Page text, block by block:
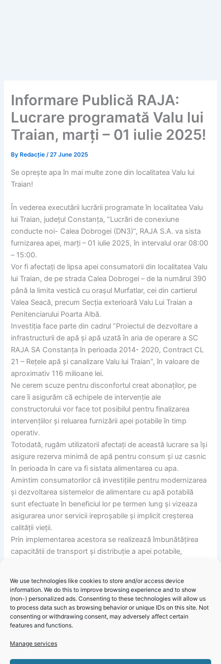
We use technologies like cookies to store and/or access device
information. We do this to improve browsing experience and to show
(non-) personalized ads. Consenting to these technologies will allow us
to process data such as browsing behavior or unique IDs on this site. Not
consenting or withdrawing consent, may adversely affect certain
features and functions.
Manage services
Informare Publică RAJA:
Lucrare programată Valu lui
Traian, marți – 01 iulie 2025!
By Redacție/27 June 2025
Se oprește apa în mai multe zone din localitatea Valu lui
Traian!
În vederea executării lucrării programate în localitatea Valu
lui Traian, județul Constanța, ”Lucrări de conexiune
conducte noi- Calea Dobrogei (DN3)”, RAJA S.A. va sista
furnizarea apei, marți – 01 iulie 2025, în intervalul orar 08:00
– 15:00.
Vor fi afectați de lipsa apei consumatorii din localitatea Valu
lui Traian, de pe strada Calea Dobrogei – de la numărul 390
până la limita vestică cu orașul Murfatlar, cei din cartierul
Valea Seacă, precum Secția exterioară Valu Lui Traian a
Penitenciarului Poarta Albă.
Investiția face parte din cadrul ”Proiectul de dezvoltare a
infrastructurii de apă și apă uzată în aria de operare a SC
RAJA SA Constanța în perioada 2014- 2020, Contract CL
21 – Rețele apă și canalizare Valu lui Traian”, în valoare de
aproximativ 116 milioane lei.
Ne cerem scuze pentru disconfortul creat abonaților, pe
care îi asigurăm că echipele de intervenție ale
constructorului vor face tot posibilul pentru finalizarea
intervențiilor și reluarea furnizării apei potabile în timp
operativ.
Totodată, rugăm utilizatorii afectați de această lucrare sa își
asigure rezerva minimă de apă pentru consum și uz casnic
în perioada în care va fi sistata alimentarea cu apa.
Amintim consumatorilor că investițiile pentru modernizarea
și dezvoltarea sistemelor de alimentare cu apă potabilă
sunt efectuate în beneficiul lor pe termen lung și vizeaza
asigurarea unor servicii ireproșabile și implicit creșterea
calității vieții.
Prin implementarea acestora se realizează îmbunătățirea
capacitătii de transport și distribuție a apei potabile,
continuitatea furnizarii serviciilor.
Informare Publică RAJA: Lucrare programată Valu lui Traian,
marți – 01 iulie 2025!